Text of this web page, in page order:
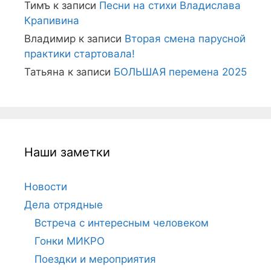
Тимъ к записи Песни на стихи Владислава
Крапивина
Владимир к записи Вторая смена парусной
практики стартовала!
Татьяна к записи БОЛЬШАЯ перемена 2025
Наши заметки
Новости
Дела отрядные
Встреча с интересным человеком
Гонки МИКРО
Поездки и мероприятия